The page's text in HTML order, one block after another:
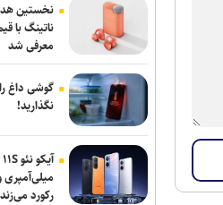
خانلرخانی: پاداش
می‌کنند همخوانی ندارد/
من برای ناگویا از دو
می‌شود/ برخورداری: قانون
کمک خوبی است+فیلم
نعمت‌پور بعد از قبول
لیگ برتر فرنگی:
قهرمانی نیست
نخستین
معرفی شد
گوشی داغ
نگذارید!
رکورد می‌زند